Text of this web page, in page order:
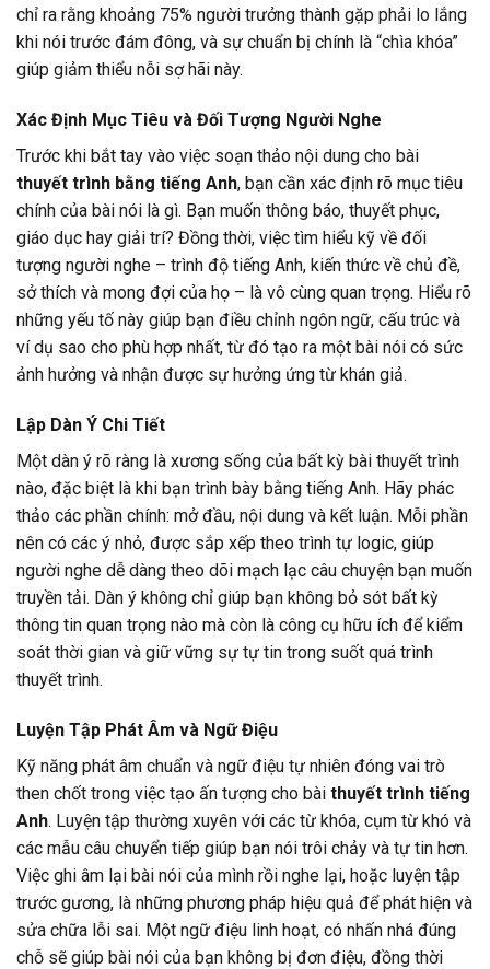
chỉ ra rằng khoảng 75% người trưởng thành gặp phải lo lắng
khi nói trước đám đông, và sự chuẩn bị chính là “chìa khóa”
giúp giảm thiểu nỗi sợ hãi này.
Xác Định Mục Tiêu và Đối Tượng Người Nghe
Trước khi bắt tay vào việc soạn thảo nội dung cho bài
thuyết trình bằng tiếng Anh, bạn cần xác định rõ mục tiêu
chính của bài nói là gì. Bạn muốn thông báo, thuyết phục,
giáo dục hay giải trí? Đồng thời, việc tìm hiểu kỹ về đối
tượng người nghe – trình độ tiếng Anh, kiến thức về chủ đề,
sở thích và mong đợi của họ – là vô cùng quan trọng. Hiểu rõ
những yếu tố này giúp bạn điều chỉnh ngôn ngữ, cấu trúc và
ví dụ sao cho phù hợp nhất, từ đó tạo ra một bài nói có sức
ảnh hưởng và nhận được sự hưởng ứng từ khán giả.
Lập Dàn Ý Chi Tiết
Một dàn ý rõ ràng là xương sống của bất kỳ bài thuyết trình
nào, đặc biệt là khi bạn trình bày bằng tiếng Anh. Hãy phác
thảo các phần chính: mở đầu, nội dung và kết luận. Mỗi phần
nên có các ý nhỏ, được sắp xếp theo trình tự logic, giúp
người nghe dễ dàng theo dõi mạch lạc câu chuyện bạn muốn
truyền tải. Dàn ý không chỉ giúp bạn không bỏ sót bất kỳ
thông tin quan trọng nào mà còn là công cụ hữu ích để kiểm
soát thời gian và giữ vững sự tự tin trong suốt quá trình
thuyết trình.
Luyện Tập Phát Âm và Ngữ Điệu
Kỹ năng phát âm chuẩn và ngữ điệu tự nhiên đóng vai trò
then chốt trong việc tạo ấn tượng cho bài thuyết trình tiếng
Anh. Luyện tập thường xuyên với các từ khóa, cụm từ khó và
các mẫu câu chuyển tiếp giúp bạn nói trôi chảy và tự tin hơn.
Việc ghi âm lại bài nói của mình rồi nghe lại, hoặc luyện tập
trước gương, là những phương pháp hiệu quả để phát hiện và
sửa chữa lỗi sai. Một ngữ điệu linh hoạt, có nhấn nhá đúng
chỗ sẽ giúp bài nói của bạn không bị đơn điệu, đồng thời